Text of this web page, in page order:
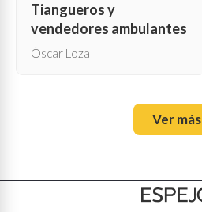
Tiangueros y
vendedores ambulantes
Óscar Loza
Ver más